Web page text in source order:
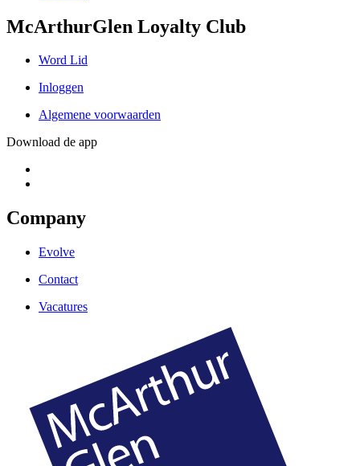
McArthurGlen Loyalty Club
Word Lid
Inloggen
Algemene voorwaarden
Download de app
Company
Evolve
Contact
Vacatures